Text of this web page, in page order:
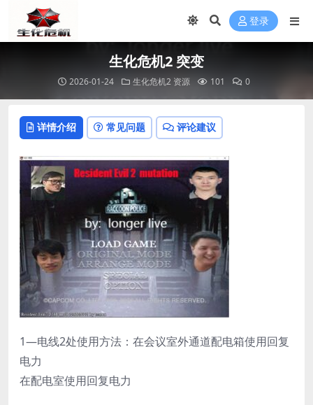
登录
生化危机2 突变
2026-01-24 生化危机2 资源 101 0
详情介绍 常见问题 评论建议
1—电线2处使用方法：在会议室外通道配电箱使用回复
电力
在配电室使用回复电力